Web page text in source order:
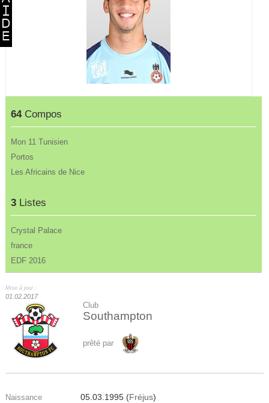
64Compos
Mon 11 Tunisien
Portos
Les Africains de Nice
3 Listes
Crystal Palace
france
EDF 2016
Mise à jour :
01.02.2017
Club
Southampton
prêté par
Naissance 05.03.1995 (Fréjus)